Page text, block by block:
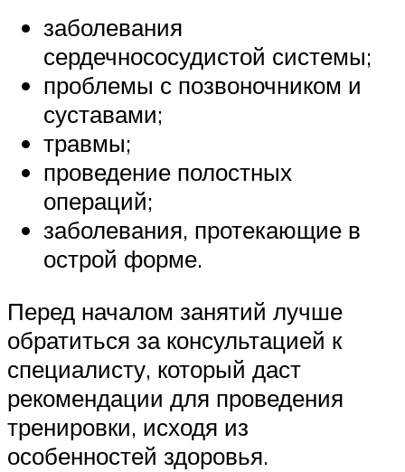
заболевания
сердечнососудистой системы;
проблемы с позвоночником и
суставами;
травмы;
проведение полостных
операций;
заболевания, протекающие в
острой форме.
Перед началом занятий лучше
обратиться за консультацией к
специалисту, который даст
рекомендации для проведения
тренировки, исходя из
особенностей здоровья.